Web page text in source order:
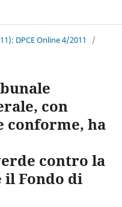
DPCE Online 4/2011
/
con
conforme, ha
contro la
il Fondo di